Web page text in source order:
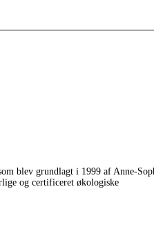
blev grundlagt i 1999 af Anne-
og certificeret økologiske